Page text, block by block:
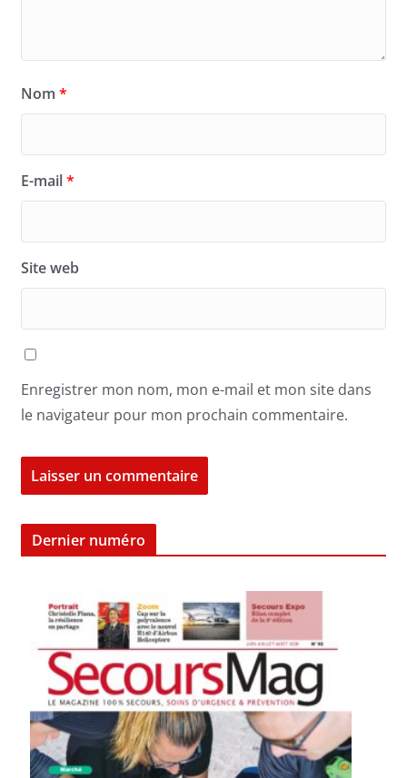
Nom *
E-mail*
Site web
Enregistrer mon nom, mon e-mail et mon site dans
le navigateur pour mon prochain commentaire.
Dernier numéro